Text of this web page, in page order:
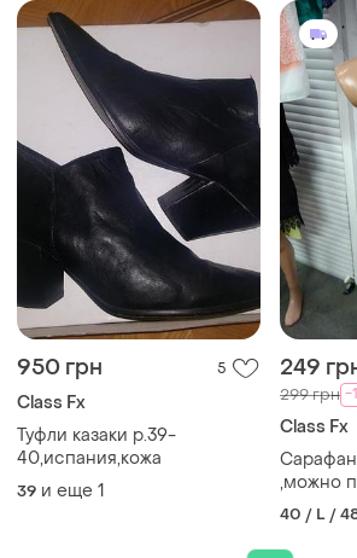
950 грн 5
Class Fx
Туфли казаки р.39-
40,испания,кожа
39 и еще 1
249
299 грн -
Class Fx
Сарафан
,можно
40 / L /